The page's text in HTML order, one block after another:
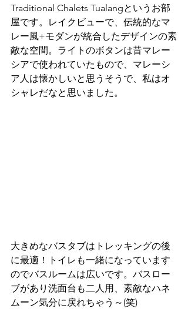
Traditional Chalets Tualangというお部
屋です。レイクビューで、伝統的なマ
レー風+モダンが統合したデザインの素
敵な空間。ライトのボタンは昔マレー
シアで使われていたもので、マレーシ
ア人は懐かしいと思うそうで、私はオ
シャレだなと思いました。
大きめなバスタブはトレッキングの後
に最適！トイレも一緒になっています
のでバスルームは広いです。バスロー
ブがあり洗面台も二人用、素敵なハネ
ムーン気分に戻れちゃう～(笑)